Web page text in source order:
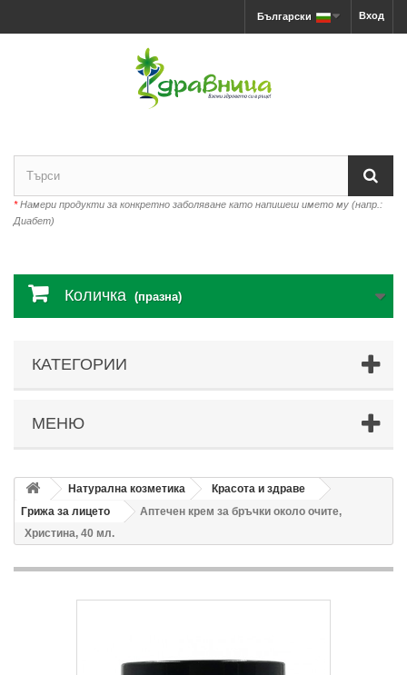
Вход
Български
*Намери продукти за конкретно заболяване като напишеш името му (напр.:
Диабет)
Количка (празна)
КАТЕГОРИИ
МЕНЮ
Натурална козметика
Красота и здраве
Грижа за лицето
Аптечен крем за бръчки около очите,
Христина, 40 мл.